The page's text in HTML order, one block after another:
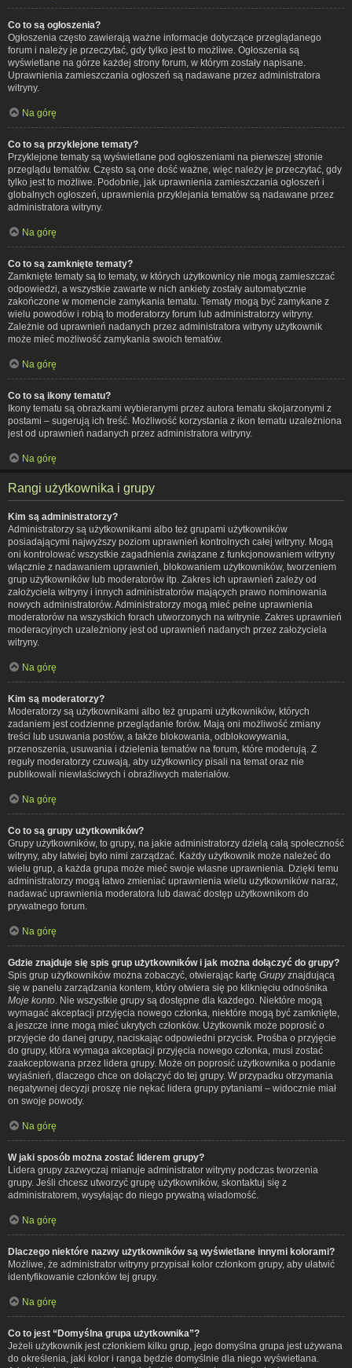
Co to są ogłoszenia?
Ogłoszenia często zawierają ważne informacje dotyczące przeglądanego
forum i należy je przeczytać, gdy tylko jest to możliwe. Ogłoszenia są
wyświetlane na górze każdej strony forum, w którym zostały napisane.
Uprawnienia zamieszczania ogłoszeń są nadawane przez administratora
witryny.
Na górę
Co to są przyklejone tematy?
Przyklejone tematy są wyświetlane pod ogłoszeniami na pierwszej stronie
przeglądu tematów. Często są one dość ważne, więc należy je przeczytać, gdy
tylko jest to możliwe. Podobnie, jak uprawnienia zamieszczania ogłoszeń i
globalnych ogłoszeń, uprawnienia przyklejania tematów są nadawane przez
administratora witryny.
Na górę
Co to są zamknięte tematy?
Zamknięte tematy są to tematy, w których użytkownicy nie mogą zamieszczać
odpowiedzi, a wszystkie zawarte w nich ankiety zostały automatycznie
zakończone w momencie zamykania tematu. Tematy mogą być zamykane z
wielu powodów i robią to moderatorzy forum lub administratorzy witryny.
Zależnie od uprawnień nadanych przez administratora witryny użytkownik
może mieć możliwość zamykania swoich tematów.
Na górę
Co to są ikony tematu?
Ikony tematu są obrazkami wybieranymi przez autora tematu skojarzonymi z
postami – sugerują ich treść. Możliwość korzystania z ikon tematu uzależniona
jest od uprawnień nadanych przez administratora witryny.
Na górę
Rangi użytkownika i grupy
Kim są administratorzy?
Administratorzy są użytkownikami albo też grupami użytkowników
posiadającymi najwyższy poziom uprawnień kontrolnych całej witryny. Mogą
oni kontrolować wszystkie zagadnienia związane z funkcjonowaniem witryny
włącznie z nadawaniem uprawnień, blokowaniem użytkowników, tworzeniem
grup użytkowników lub moderatorów itp. Zakres ich uprawnień zależy od
założyciela witryny i innych administratorów mających prawo nominowania
nowych administratorów. Administratorzy mogą mieć pełne uprawnienia
moderatorów na wszystkich forach utworzonych na witrynie. Zakres uprawnień
moderacyjnych uzależniony jest od uprawnień nadanych przez założyciela
witryny.
Na górę
Kim są moderatorzy?
Moderatorzy są użytkownikami albo też grupami użytkowników, których
zadaniem jest codzienne przeglądanie forów. Mają oni możliwość zmiany
treści lub usuwania postów, a także blokowania, odblokowywania,
przenoszenia, usuwania i dzielenia tematów na forum, które moderują. Z
reguły moderatorzy czuwają, aby użytkownicy pisali na temat oraz nie
publikowali niewłaściwych i obraźliwych materiałów.
Na górę
Co to są grupy użytkowników?
Grupy użytkowników, to grupy, na jakie administratorzy dzielą całą społeczność
witryny, aby łatwiej było nimi zarządzać. Każdy użytkownik może należeć do
wielu grup, a każda grupa może mieć swoje własne uprawnienia. Dzięki temu
administratorzy mogą łatwo zmieniać uprawnienia wielu użytkowników naraz,
nadawać uprawnienia moderatora lub dawać dostęp użytkownikom do
prywatnego forum.
Na górę
Gdzie znajduje się spis grup użytkowników i jak można dołączyć do grupy?
Spis grup użytkowników można zobaczyć, otwierając kartę Grupyznajdującą
się w panelu zarządzania kontem, który otwiera się po kliknięciu odnośnika
Moje konto . Nie wszystkie grupy są dostępne dla każdego. Niektóre mogą
wymagać akceptacji przyjęcia nowego członka, niektóre mogą być zamknięte,
a jeszcze inne mogą mieć ukrytych członków. Użytkownik może poprosić o
przyjęcie do danej grupy, naciskając odpowiedni przycisk. Prośba o przyjęcie
do grupy, która wymaga akceptacji przyjęcia nowego członka, musi zostać
zaakceptowana przez lidera grupy. Może on poprosić użytkownika o podanie
wyjaśnień, dlaczego chce on dołączyć do tej grupy. W przypadku otrzymania
negatywnej decyzji proszę nie nękać lidera grupy pytaniami – widocznie miał
on swoje powody.
Na górę
W jaki sposób można zostać liderem grupy?
Lidera grupy zazwyczaj mianuje administrator witryny podczas tworzenia
grupy. Jeśli chcesz utworzyć grupę użytkowników, skontaktuj się z
administratorem, wysyłając do niego prywatną wiadomość.
Na górę
Dlaczego niektóre nazwy użytkowników są wyświetlane innymi kolorami?
Możliwe, że administrator witryny przypisał kolor członkom grupy, aby ułatwić
identyfikowanie członków tej grupy.
Na górę
Co to jest “Domyślna grupa użytkownika”?
Jeżeli użytkownik jest członkiem kilku grup, jego domyślna grupa jest używana
do określenia, jaki kolor i ranga będzie domyślnie dla niego wyświetlana.